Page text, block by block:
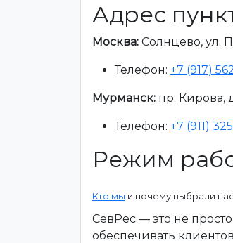
Адрес
Москва: Солнцево, ул.
Телефон: +7 (917)
Мурманск: пр. Кирова,
Телефон: +7 (911)
Режим
Кто мы и почему выбрали
СевРес — это не
обеспечивать